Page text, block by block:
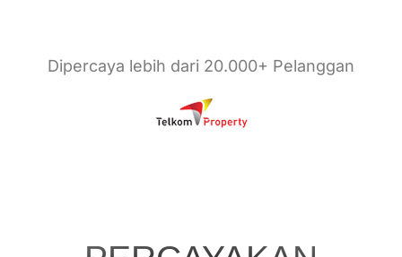
Dipercaya lebih dari 20.000+ Pelanggan